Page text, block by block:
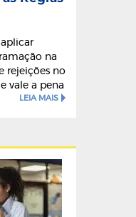
na
rejeições no
vale a pena
LEIA MAIS